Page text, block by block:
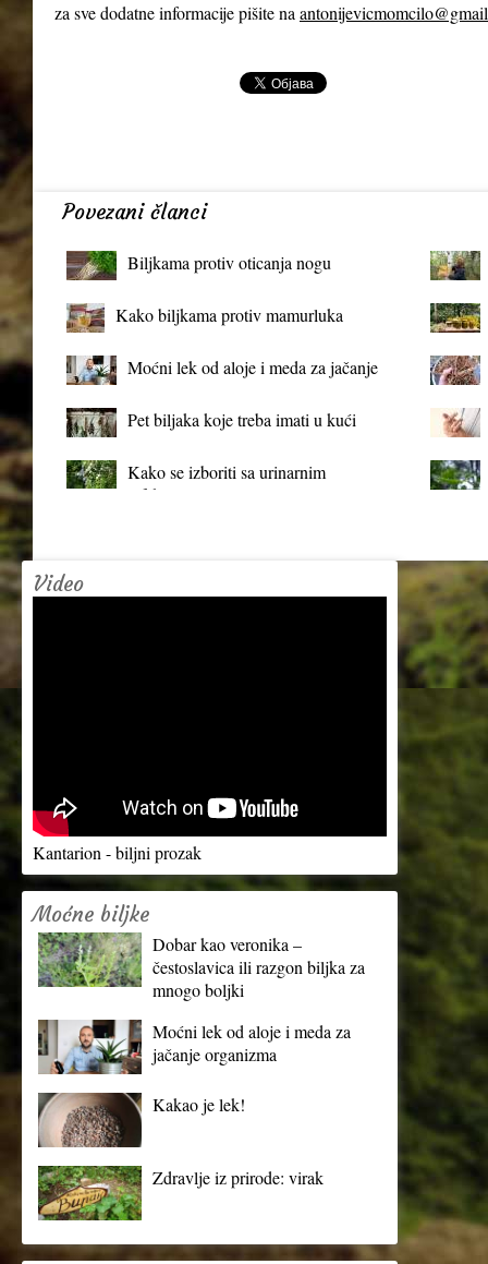
za sve dodatne informacije pišite na
Povezani članci
Biljkama protiv oticanja nogu
Kako biljkama protiv mamurluka
Moćni lek od aloje i meda za jačanje
Pet biljaka koje treba imati u kući
Kako se izboriti sa urinarnim
infekcijama?
Video
Kantarion - biljni prozak
Moćne biljke
Dobar kao veronika –
čestoslavica ili razgon biljka za
mnogo boljki
Moćni lek od aloje i meda za
jačanje organizma
Kakao je lek!
Zdravlje iz prirode: virak